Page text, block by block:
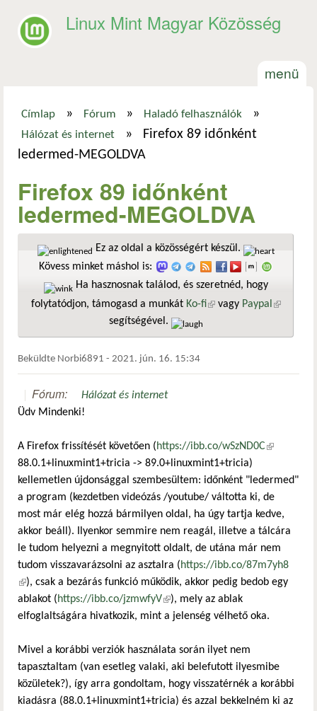
Linux Mint Magyar Közösség
menü
Jelenlegi hely
Címlap » Fórum » Haladó felhasználók »
Hálózat és internet »
Firefox 89 időnként
ledermed-MEGOLDVA
Firefox 89 időnként
ledermed-MEGOLDVA
Ez az oldal a közösségért készül.
Kövess minket máshol is:
Ha hasznosnak találod, és szeretnéd, hogy
folytatódjon, támogasd a munkát Ko-fi(külső hivatkozás)
vagy Paypal
segítségével.
Beküldte Norbi6891 - 2021. jún. 16. 15:34
Fórum:
Hálózat és internet
Üdv Mindenki!
A Firefox frissítését követően (https://ibb.co/wSzND0C(külső
88.0.1+linuxmint1+tricia -> 89.0+linuxmint1+tricia)
kellemetlen újdonsággal szembesültem: időnként "ledermed"
a program (kezdetben videózás /youtube/ váltotta ki, de
most már elég hozzá bármilyen oldal, ha úgy tartja kedve,
akkor beáll). Ilyenkor semmire nem reagál, illetve a tálcára
le tudom helyezni a megnyitott oldalt, de utána már nem
tudom visszavarázsolni az asztalra (https://ibb.co/87m7yh8
(külső hivatkozás)
), csak a bezárás funkció működik, akkor pedig bedob egy
ablakot (https://ibb.co/jzmwfyV(külső hivatkozás)
), mely az ablak
elfoglaltságára hivatkozik, mint a jelenség vélhető oka.
Mivel a korábbi verziók használata során ilyet nem
tapasztaltam (van esetleg valaki, aki belefutott ilyesmibe
közületek?), így arra gondoltam, hogy visszatérnék a korábbi
kiadásra (88.0.1+linuxmint1+tricia) és azzal bekkelném ki az